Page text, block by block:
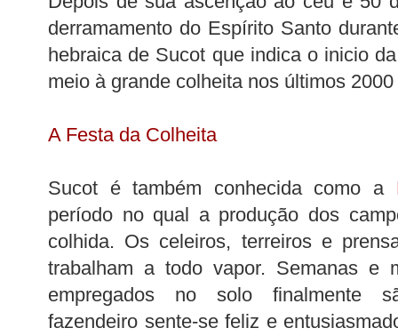
derramamento do Espírito Santo
hebraica de Sucot que indica o inicio
meio à grande colheita nos últimos
A Festa da Colheita
Sucot é também conhecida como a
período no qual a produção dos
colhida. Os celeiros, terreiros e
trabalham a todo vapor. Semanas e
empregados no solo finalmente
fazendeiro sente-se feliz e